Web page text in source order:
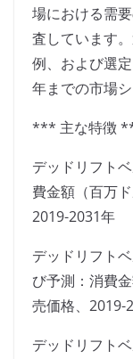
場における需
査しています
例、および選
年までの市場
*** 主な特徴
デッドリフト
費金額（百万
2019-2031年
デッドリフト
び予測：消費
売価格、2019-
デッドリフト